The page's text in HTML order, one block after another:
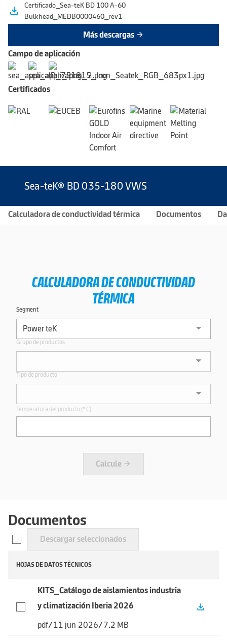
file_download
Certificado_Sea-teK BD 100 A-60
Bulkhead_MEDB0000460_rev1
Más descargas arrow_forward
Campo de aplicación
Certificados
Sea-teK® BD 035-180 VWS
Calculadora de conductividad térmica Documentos
CALCULADORA DE CONDUCTIVIDAD
TÉRMICA
Segment
Grupo de productos
Tipo de producto
Temperatura del producto (º C)
Calcule arrow_forward
Documentos
Descargar seleccionados
HOJAS DE DATOS TÉCNICOS
KITS_Catálogo de aislamientos industria
y climatización Iberia 2026
pdf/11 jun 2026/7.2 MB
file_download